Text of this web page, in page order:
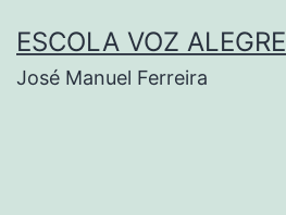
para
ESCOLA VOZ ALEGRE
José Manuel Ferreira